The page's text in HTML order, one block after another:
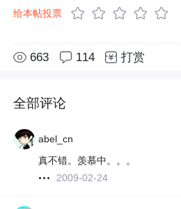
给本帖投票
663 114 打赏
全部评论
abel_cn
真不错。羡慕中。。。
2009-02-24